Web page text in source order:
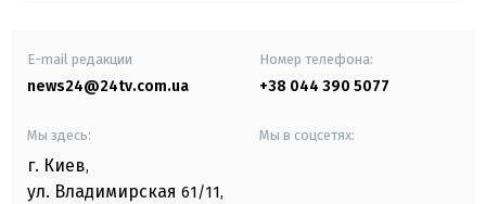
E-mail редакции
news24@24tv.com.ua
Номер телефона:
+38 044 390 5077
Мы здесь:
г. Киев,
ул. Владимирская 61/11,
Мы в соцсетях: